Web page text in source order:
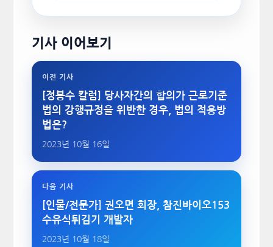
기사 이어보기
이전 기사
[정봉수 칼럼] 당사자간의 합의가 근로기준
법의 강행규정을 위반한 경우, 법의 적용방
법은?
2023년 10월 16일
다음 기사
[인물/전문가] 권오면 회장, 참진바이오153
수유식튀김기 개발자
2023년 10월 18일